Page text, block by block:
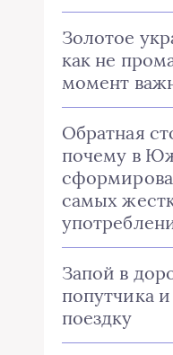
Золотое
как не
момент
Обратная
почему в
самых
Запой в
попутчика
поездку